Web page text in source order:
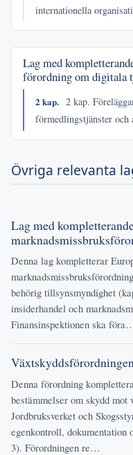
internationella
Lag med
förordning om digitala
2 kap. 2 kap.
förmedlingstjänster och
Övriga relevanta
Lag med
Denna lag kompletterar
behörig tillsynsmyndighet
insiderhandel och
Finansinspektionen ska
Denna förordning
bestämmelser om skydd mot
Jordbruksverket och
egenkontroll, dokumentation
3). Förordningen re…